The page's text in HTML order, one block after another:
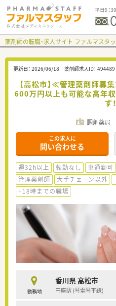
平日9：
薬剤師の転職・求人サイト ファルマスタ
更新日： 2026/06/18 薬剤師求人ID： 494489
【高松市】≪管理薬剤師募
600万円以上も可能な高年
す！
調剤薬局
この求人に
問い合わせる
週32h以上 転勤なし 車通勤可
管理薬剤師
大手チェーン以外
~18時までの職場
勤務地
香川県 高松市
円座駅 (琴電琴平線)